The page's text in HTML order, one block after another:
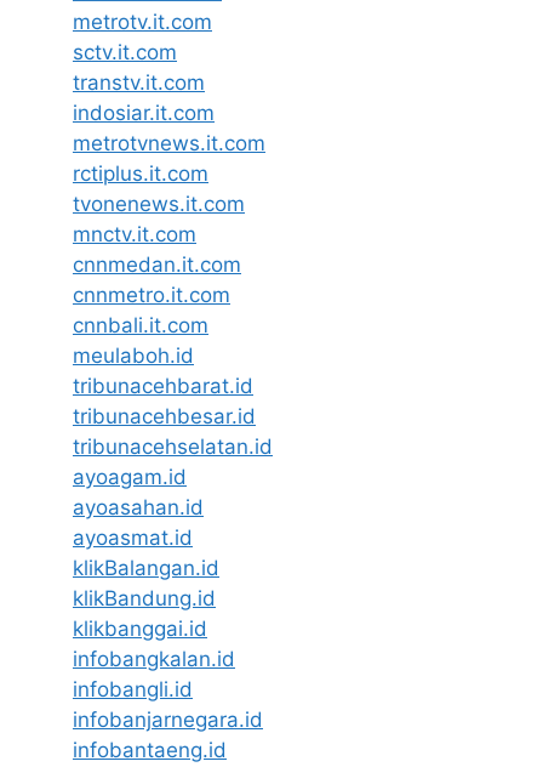
metrotv.it.com
sctv.it.com
transtv.it.com
indosiar.it.com
metrotvnews.it.com
rctiplus.it.com
tvonenews.it.com
mnctv.it.com
cnnmedan.it.com
cnnmetro.it.com
cnnbali.it.com
meulaboh.id
tribunacehbarat.id
tribunacehbesar.id
tribunacehselatan.id
ayoagam.id
ayoasahan.id
ayoasmat.id
klikBalangan.id
klikBandung.id
klikbanggai.id
infobangkalan.id
infobangli.id
infobanjarnegara.id
infobantaeng.id